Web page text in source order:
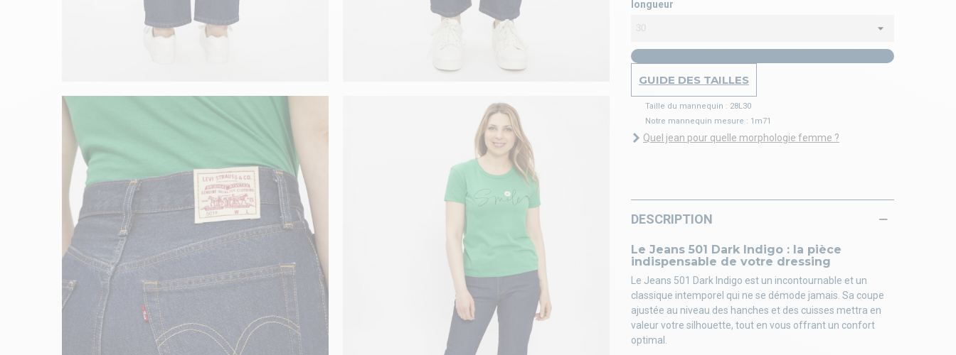
longueur
GUIDE DES TAILLES
Taille du mannequin : 28L30
Notre mannequin mesure : 1m71
Quel jean pour quelle morphologie femme ?
DESCRIPTION
Le Jeans 501 Dark Indigo : la pièce
indispensable de votre dressing
Le Jeans 501 Dark Indigo est un incontournable et un
classique intemporel qui ne se démode jamais. Sa coupe
ajustée au niveau des hanches et des cuisses mettra en
valeur votre silhouette, tout en vous offrant un confort
optimal.